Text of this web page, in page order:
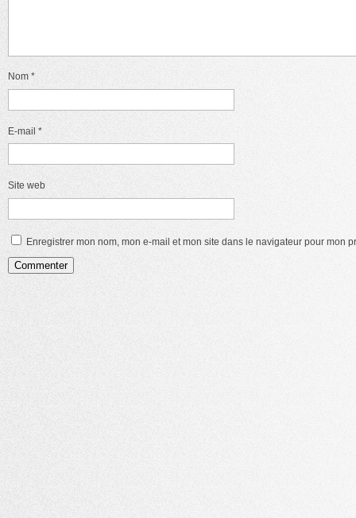
Nom *
E-mail *
Site web
Enregistrer mon nom, mon e-mail et mon site dans le navigateur pour mon